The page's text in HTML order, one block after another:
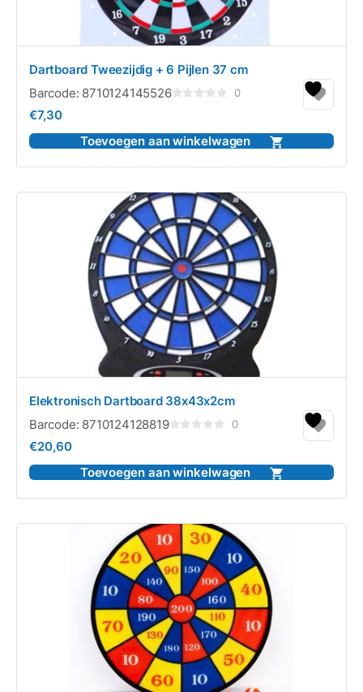
Dartboard Tweezijdig + 6 Pijlen 37 cm
Barcode: 8710124145526
5
0
€7,30
Toevoegen aan winkelwagen
Elektronisch Dartboard 38x43x2cm
Barcode: 8710124128819
5
0
€20,60
Toevoegen aan winkelwagen